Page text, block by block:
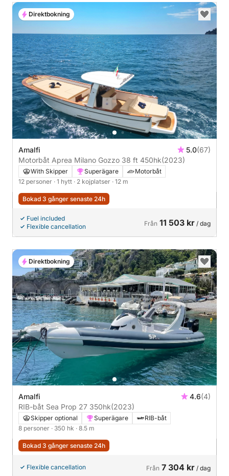
Amalfi 5.0(67)
Motorbåt Aprea Milano Gozzo 38 ft 450hk(2023)
With Skipper Superägare
Motorbåt
12 personer · 1 hytt · 2 kojplatser · 12 m
Bokad 3 gånger senaste 24h
Fuel included
Flexible cancellation
Från 11 503 kr / dag
Direktbokning
Amalfi 4.6(4)
RIB-båt Sea Prop 27 350hk(2023)
Skipper optional Superägare
RIB-båt
8 personer · 350 hk · 8.5 m
Bokad 3 gånger senaste 24h
Flexible cancellation Från 7 304 kr / dag
Direktbokning